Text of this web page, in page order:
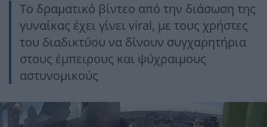
Το δραματικό βίντεο από την διάσωση της
γυναίκας έχει γίνει viral, με τους χρήστες
του διαδικτύου να δίνουν συγχαρητήρια
στους έμπειρους και ψύχραιμους
αστυνομικούς